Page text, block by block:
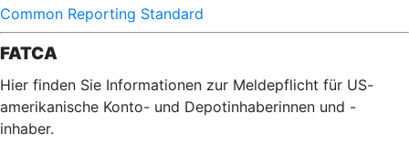
Common Reporting Standard
FATCA
Hier finden Sie Informationen zur Meldepflicht für US-
amerikanische Konto- und Depotinhaberinnen und -
inhaber.